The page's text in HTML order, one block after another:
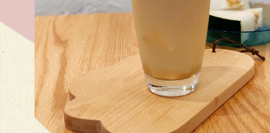
7月22 – 24日
大暑是一年中最熱的節氣，所謂：
「大暑不暑，五穀不鼓」。此時的
颱風暴雨，影響農作物生長，但雨
水不足，農地亦易乾旱。